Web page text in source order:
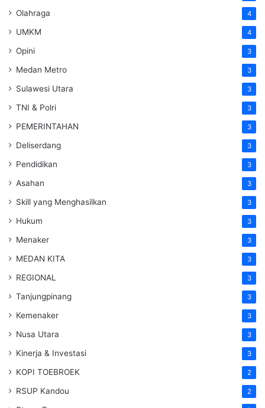
Olahraga 4
UMKM 4
Opini 3
Medan Metro 3
Sulawesi Utara 3
TNI & Polri 3
PEMERINTAHAN 3
Deliserdang 3
Pendidikan 3
Asahan 3
Skill yang Menghasilkan 3
Hukum 3
Menaker 3
MEDAN KITA 3
REGIONAL 3
Tanjungpinang 3
Kemenaker 3
Nusa Utara 3
Kinerja & Investasi 3
KOPI TOEBROEK 2
RSUP Kandou 2